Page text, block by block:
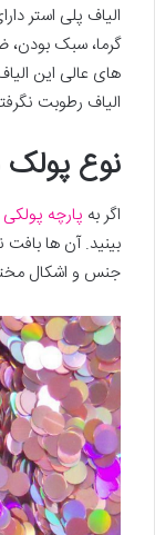
الیاف پلی استر
گرما، سبک بودن،
های عالی این
الیاف رطوبت
نوع پولک
اگر به پارچه پولکی
بینید. آن ها بافت
جنس و اشکال